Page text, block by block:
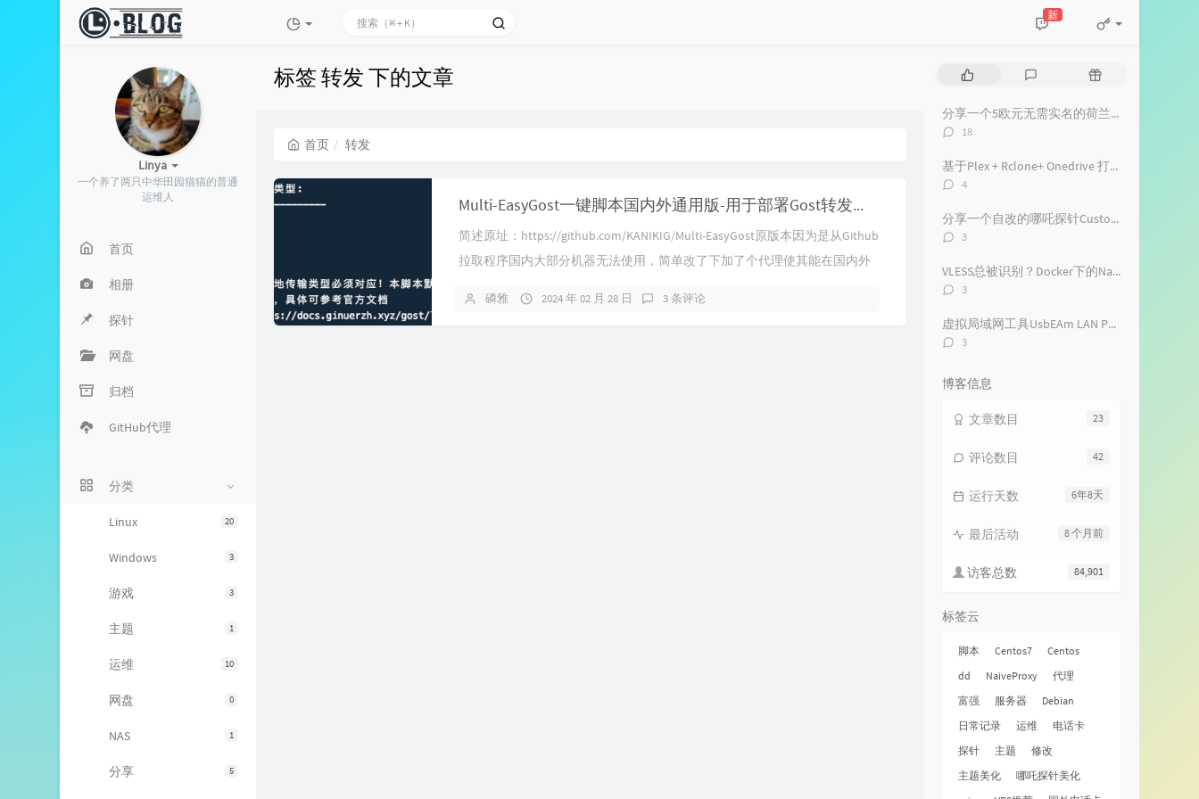
新
Linya
一个养了两只中华田园猫猫的普通
运维人
首页
相册
探针
网盘
归档
GitHub代理
分类
20
Linux
3
Windows
3
游戏
1
主题
10
运维
0
网盘
1
NAS
5
分享
标签 转发 下的文章
首页 转发
Multi-EasyGost一键脚本国内外通用版-用于部署Gost转发，Sock5等代理服务器
简述原址：https://github.com/KANIKIG/Multi-EasyGost原版本因为是从Github
拉取程序国内大部分机器无法使用，简单改了下加了个代理使其能在国内外
磷雅 2024 年 02 月 28 日 3 条评论
文
评
随
文分享一个5欧元无需实名的荷兰ESIM开通教程
评
数：
18
基于Plex + Rclone+ Onedrive 打造家用流媒体中心
评
数：
4
分享一个自改的哪吒探针Custom主题
评
数：
3
VLESS总被识别？Docker下的NaiveProxy 搭建教程+客户端选择使用及配置
评
数：
3
虚拟局域网工具UsbEAm LAN Party服务端搭建（Windows端及Linux端）
评
3
博客信息
23
文章数目
42
评论数目
6年8天
运行天数
8 个月前
最后活动
84,901
访客总数
标签云
脚本 Centos7
Centos
dd
NaiveProxy
代理
富强
服务器
Debian
日常记录
运维
电话卡
探针
主题
修改
主题美化
哪吒探针美化